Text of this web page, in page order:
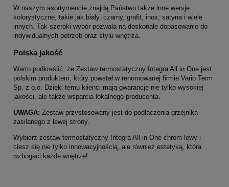
W naszym asortymencie znajdą Państwo także inne wersje
kolorystyczne, takie jak biały, czarny, grafit, inox, satyna i wiele
innych. Tak szeroki wybór pozwala na doskonałe dopasowanie do
indywidualnych potrzeb oraz stylu wnętrza.
Polska jakość
Warto podkreślić, że Zestaw termostatyczny Integra All in One jest
polskim produktem, który powstał w renomowanej firmie Vario Term
Sp. z o.o. Dzięki temu klienci mają gwarancję nie tylko wysokiej
jakości, ale także wsparcia lokalnego producenta.
UWAGA: Zestaw przystosowany jest do podłączenia grzejnika
zasilanego z lewej strony.
Wybierz zestaw termostatyczny Integra All in One chrom lewy i
ciesz się nie tylko innowacyjnością, ale również estetyką, która
wzbogaci każde wnętrze!